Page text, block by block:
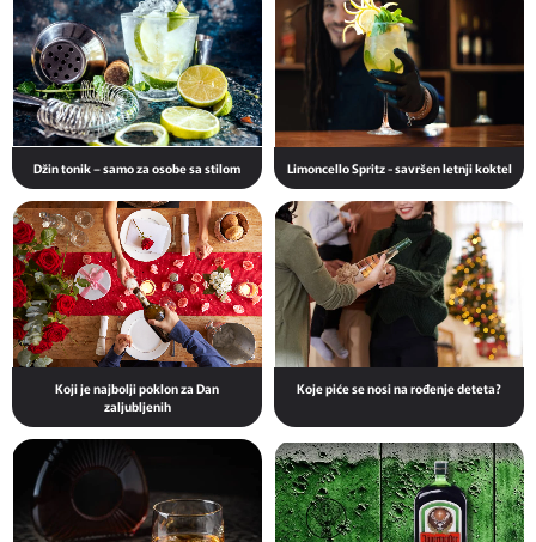
Džin tonik – samo za osobe sa stilom Limoncello Spritz - savršen letnji koktel
Koji je najbolji poklon za Dan
zaljubljenih
Koje piće se nosi na rođenje deteta?